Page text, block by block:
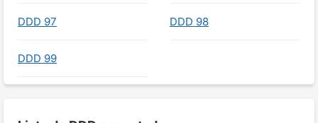
DDD 97 DDD 98
DDD 99